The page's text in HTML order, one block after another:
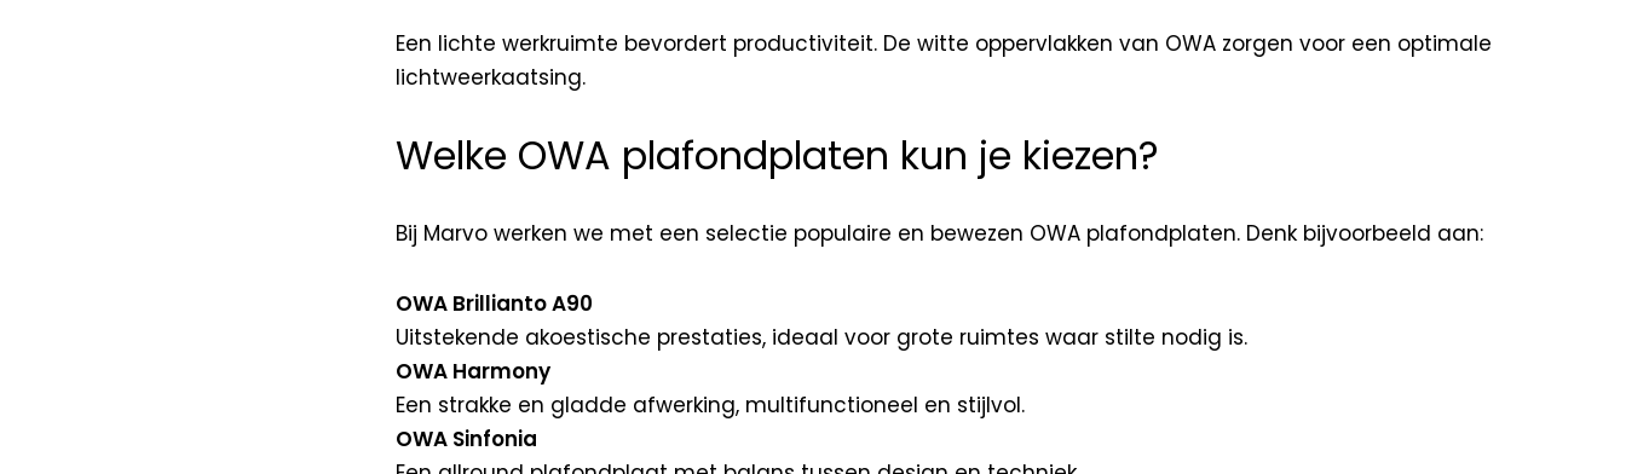
Een lichte werkruimte bevordert productiviteit. De witte oppervlakken van OWA zorgen voor een optimale
lichtweerkaatsing.
Welke OWA plafondplaten kun je kiezen?
Bij Marvo werken we met een selectie populaire en bewezen OWA plafondplaten. Denk bijvoorbeeld aan:
OWA Brillianto A90
Uitstekende akoestische prestaties, ideaal voor grote ruimtes waar stilte nodig is.
OWA Harmony
Een strakke en gladde afwerking, multifunctioneel en stijlvol.
OWA Sinfonia